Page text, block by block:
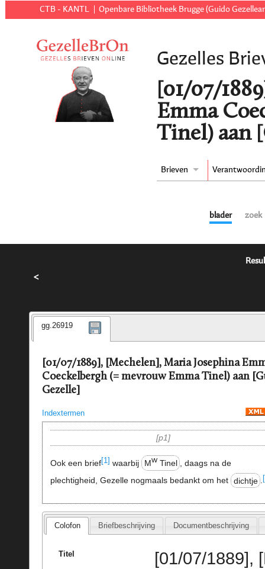
CTB - KANTL Openbare Bibliotheek Brugge (Guido
Gezelles
[01/07/
Emma
Tinel) aan
Brieven
blader zoek
<
gg.26919
[01/07/1889], [Mechelen], Maria Josephina
Coeckelbergh (= mevrouw Emma Tinel) aan
Gezelle]
Indextermen
p1
Ook een brief[1] waarbij MwTinel
, daags na de
plechtigheid, Gezelle nogmaals bedankt om het dichtje .
Colofon Briefbeschrijving Documentbeschrijving
Titel
[01/07/1889],